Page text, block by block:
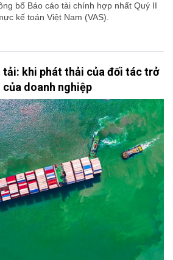
bố Báo cáo tài chính hợp nhất Quý II
kế toán Việt Nam (VAS).
tải: khi phát thải của đối tác trở
doanh nghiệp